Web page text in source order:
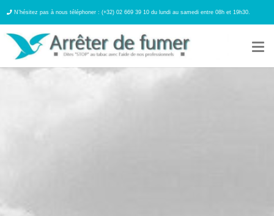
N’hésitez pas à nous téléphoner : (+32) 02 669 39 10 du lundi au samedi entre 08h et 19h30.